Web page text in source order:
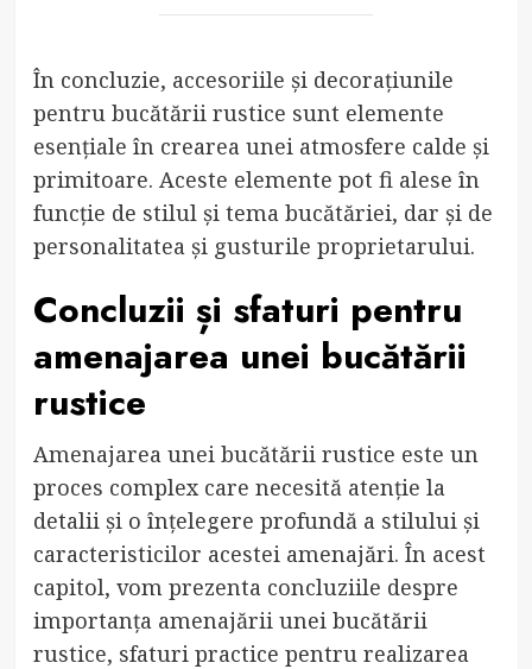
În concluzie, accesoriile și decorațiunile
pentru bucătării rustice sunt elemente
esențiale în crearea unei atmosfere calde și
primitoare. Aceste elemente pot fi alese în
funcție de stilul și tema bucătăriei, dar și de
personalitatea și gusturile proprietarului.
Concluzii și sfaturi pentru
amenajarea unei bucătării
rustice
Amenajarea unei bucătării rustice este un
proces complex care necesită atenție la
detalii și o înțelegere profundă a stilului și
caracteristicilor acestei amenajări. În acest
capitol, vom prezenta concluziile despre
importanța amenajării unei bucătării
rustice, sfaturi practice pentru realizarea